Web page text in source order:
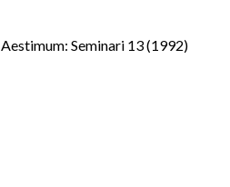
Aestimum: Seminari 13 (1992)